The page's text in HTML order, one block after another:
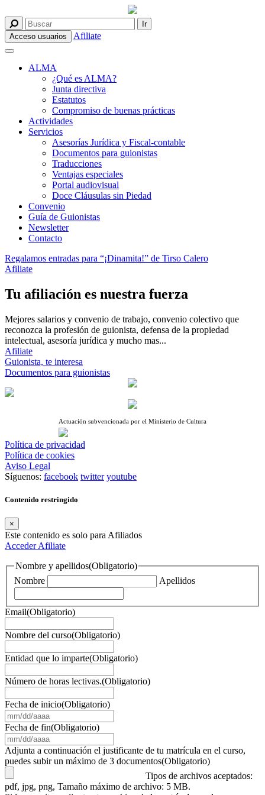
Acceso usuarios Afiliate
ALMA
¿Qué es ALMA?
Junta directiva
Estatutos
Compromiso de buenas prácticas
Actividades
Servicios
Asesorías Jurídica y Fiscal-contable
Documentos para guionistas
Traducciones
Ventajas especiales
Portal audiovisual
Doce Cláusulas sin Piedad
Convenio
Guía de Guionistas
Newsletter
Contacto
Regalamos entradas para “¡Dinamita!” de Tirso Calero
Afiliate
Tu afiliación es nuestra fuerza
Mejores salarios y convenio de trabajo, convenio colectivo que
reconozca la profesión de guionista, defensa de la propiedad
intelectual, asesoría jurídica y mucho mas...
Afiliate
Guionista, te interesa
Documentos para guionistas
Actuación subvencionada por el Ministerio de Cultura
Política de privacidad
Política de cookies
Aviso Legal
Síguenos: facebook twitter youtube
Contenido restringido
×
Este contenido es solo para Afiliados
AccederAfiliate
Nombre y apellidos(Obligatorio)
Nombre
Apellidos
Email(Obligatorio)
Nombre del curso(Obligatorio)
Entidad que lo imparte(Obligatorio)
Número de horas lectivas.(Obligatorio)
Fecha de inicio(Obligatorio)
barra
DD
barra
AAAA
Fecha de fin(Obligatorio)
barra
DD
Adjunta a continuación el justificante de tu matrícula en el curso,
puedes subir un máximo de 3 documentos(Obligatorio)
Tipos de archivos aceptados:
pdf, jpg, png, Tamaño máximo de archivo: 5 MB.